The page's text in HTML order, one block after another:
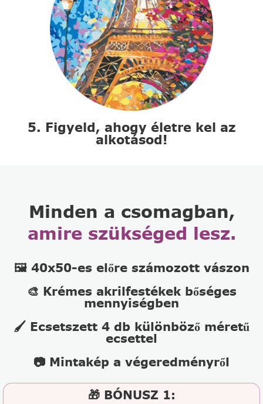
5. Figyeld, ahogy életre kel az
alkotásod!
Minden a csomagban,
amire szükséged lesz.
🖼️ 40x50-es előre számozott vászon
🎨 Krémes akrilfestékek bőséges
mennyiségben
🖌️ Ecsetszett 4 db különböző méretű
ecsettel
📷 Mintakép a végeredményről
🎁 BÓNUSZ 1: